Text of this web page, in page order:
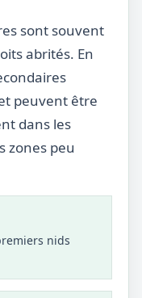
sont souvent
abrités. En
peuvent être
dans les
zones peu
nids